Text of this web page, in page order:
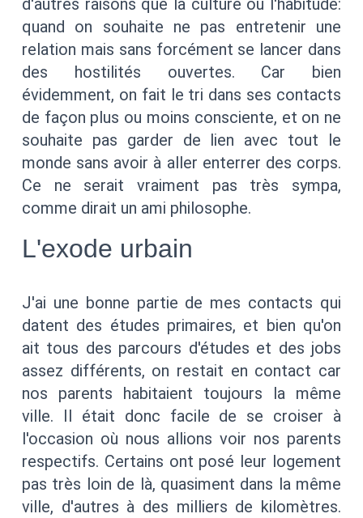
d'autres raisons que la culture ou l'habitude:
quand on souhaite ne pas entretenir une
relation mais sans forcément se lancer dans
des hostilités ouvertes. Car bien
évidemment, on fait le tri dans ses contacts
de façon plus ou moins consciente, et on ne
souhaite pas garder de lien avec tout le
monde sans avoir à aller enterrer des corps.
Ce ne serait vraiment pas très sympa,
comme dirait un ami philosophe.
L'exode urbain
J'ai une bonne partie de mes contacts qui
datent des études primaires, et bien qu'on
ait tous des parcours d'études et des jobs
assez différents, on restait en contact car
nos parents habitaient toujours la même
ville. Il était donc facile de se croiser à
l'occasion où nous allions voir nos parents
respectifs. Certains ont posé leur logement
pas très loin de là, quasiment dans la même
ville, d'autres à des milliers de kilomètres.